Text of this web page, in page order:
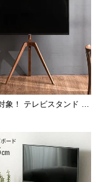
象！ テレビスタンド ま
ように美しく置ける 三